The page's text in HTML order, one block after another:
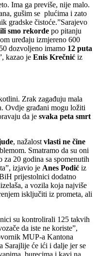
Ima ga previše, nije malo.
gušim se plućima i zato
gradske čistoće.”Sarajevo
smo rekorde po pitanju
uređaju izmjereno 600
dozvoljeno imamo 12 puta
kazao je Enis Krečnić iz
Zrak zagađuju mala
Ovdje građani mogu ložiti
da je svaka peta smrt
, nažalost vlasti ne čine
Smatramo da su oni
20 godina sa spomenutih
izjavio je Anes Podić iz
prijestolnici dodatno
a vozila koja najviše
isključiti iz prometa, ali
su kontrolirali 125 takvih
da iste ne koriste”,
MUP-a Kantona
Sarajlije će ići i dalje jer se
burecima i kavi na